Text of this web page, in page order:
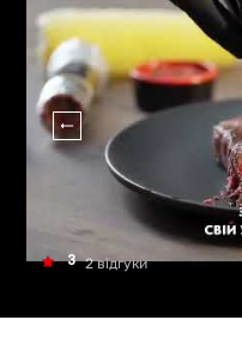
3 2 відгуки